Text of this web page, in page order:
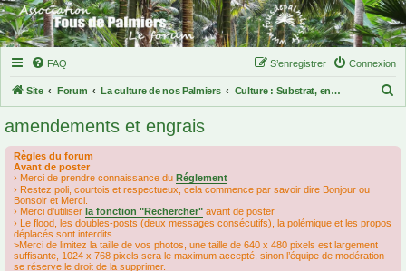
FAQ Connexion
S’enregistrer
Site Forum La culture de nos Palmiers Culture : Substrat, engrais, pots, paillage, arrosage, ...
amendements et engrais
Règles du forum
Avant de poster
› Merci de prendre connaissance du Réglement
› Restez poli, courtois et respectueux, cela commence par savoir dire Bonjour ou
Bonsoir et Merci.
› Merci d'utiliser la fonction "Rechercher" avant de poster
› Le flood, les doubles-posts (deux messages consécutifs), la polémique et les propos
déplacés sont interdits
>Merci de limitez la taille de vos photos, une taille de 640 x 480 pixels est largement
suffisante, 1024 x 768 pixels sera le maximum accepté, sinon l’équipe de modération
se réserve le droit de la supprimer.